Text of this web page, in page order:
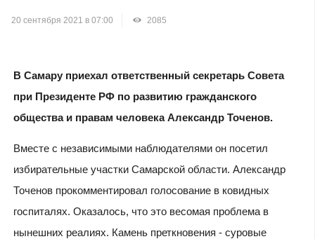
20 сентября 2021 в 07:00 2085
В Самару приехал ответственный секретарь Совета
при Президенте РФ по развитию гражданского
общества и правам человека Александр Точенов.
Вместе с независимыми наблюдателями он посетил
избирательные участки Самарской области. Александр
Точенов прокомментировал голосование в ковидных
госпиталях. Оказалось, что это весомая проблема в
нынешних реалиях. Камень преткновения - суровые